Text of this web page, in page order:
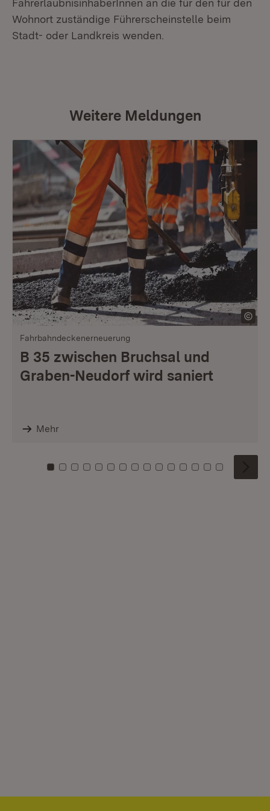
FahrerlaubnisinhaberInnen an die für den für den
Wohnort zuständige Führerscheinstelle beim
Stadt- oder Landkreis wenden.
Weitere Meldungen
Fahrbahndeckenerneuerung
B 35 zwischen Bruchsal und
Graben-Neudorf wird saniert
Mehr
Zu Kachel: 0
Zu Kachel: 1
Zu Kachel: 2
Zu Kachel: 3
Zu Kachel: 4
Zu Kachel: 5
Zu Kachel: 6
Zu Kachel: 7
Zu Kachel: 8
Zu Kachel: 9
Zu Kachel: 10
Zu Kachel: 11
Zu Kachel: 12
Zu Kachel:
Zu